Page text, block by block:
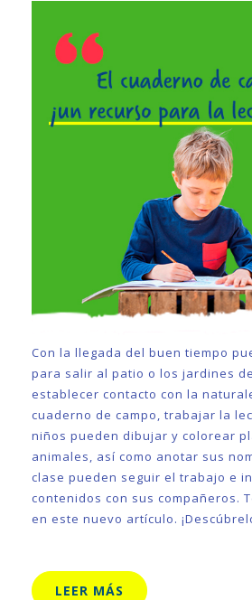
Con la llegada del buen tiempo
para salir al patio o los jardines
establecer contacto con la
cuaderno de campo, trabajar la
niños pueden dibujar y colorear
animales, así como anotar sus
clase pueden seguir el trabajo e
contenidos con sus compañeros.
en este nuevo artículo.
LEER MÁS